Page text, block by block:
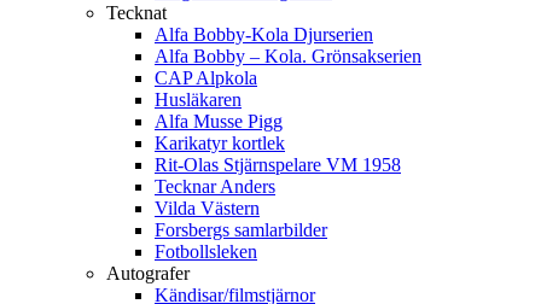
Tecknat
Alfa Bobby-Kola Djurserien
Alfa Bobby – Kola. Grönsakserien
CAP Alpkola
Husläkaren
Alfa Musse Pigg
Karikatyr kortlek
Rit-Olas Stjärnspelare VM 1958
Tecknar Anders
Vilda Västern
Forsbergs samlarbilder
Fotbollsleken
Autografer
Kändisar/filmstjärnor